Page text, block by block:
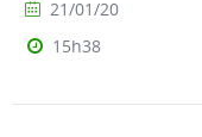
21/01/20
15h38